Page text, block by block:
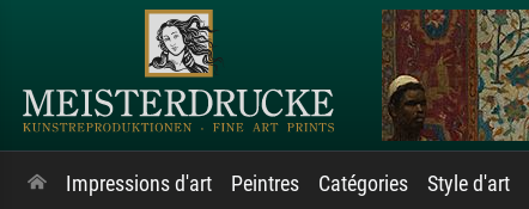
Impressions d'art Peintres Catégories Style d'art